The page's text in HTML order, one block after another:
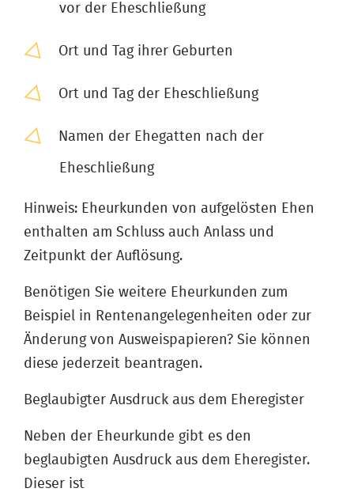
vor der Eheschließung
Ort und Tag ihrer Geburten
Ort und Tag der Eheschließung
Namen der Ehegatten nach der
Eheschließung
Hinweis: Eheurkunden von aufgelösten Ehen
enthalten am Schluss auch Anlass und
Zeitpunkt der Auflösung.
Benötigen Sie weitere Eheurkunden zum
Beispiel in Rentenangelegenheiten oder zur
Änderung von Ausweispapieren? Sie können
diese jederzeit beantragen.
Beglaubigter Ausdruck aus dem Eheregister
Neben der Eheurkunde gibt es den
beglaubigten Ausdruck aus dem Eheregister.
Dieser ist